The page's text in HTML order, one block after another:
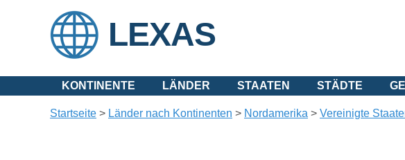
LEXAS
KONTINENTE LÄNDER STAATEN STÄDTE
Startseite > Länder nach Kontinenten > Nordamerika > Vereinigte